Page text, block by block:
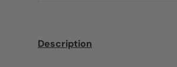
Description